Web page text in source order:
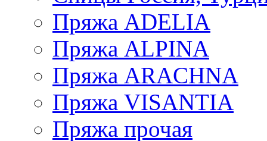
Пряжа ADELIA
Пряжа ALPINA
Пряжа ARACHNA
Пряжа VISANTIA
Пряжа прочая